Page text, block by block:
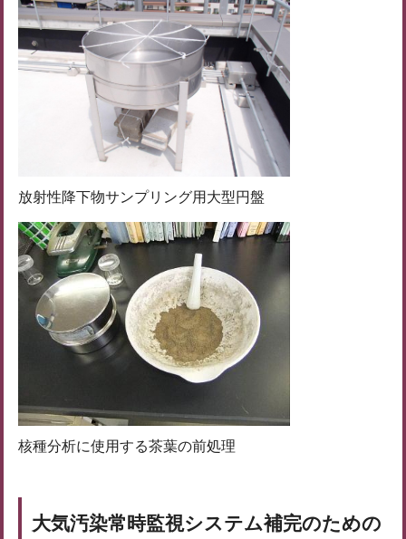
放射性降下物サンプリング用大型円盤
核種分析に使用する茶葉の前処理
大気汚染常時監視システム補完のための